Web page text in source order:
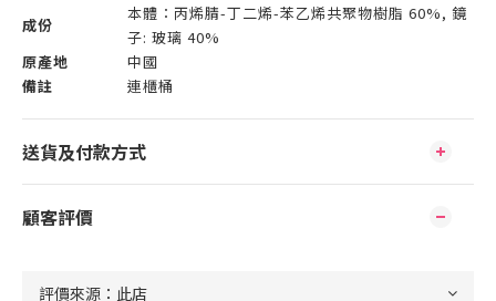
成份
本體：丙烯腈-丁二烯-苯乙烯共聚物樹脂 60%, 鏡
子: 玻璃 40%
原產地
中國
備註
連櫃桶
送貨及付款方式
顧客評價